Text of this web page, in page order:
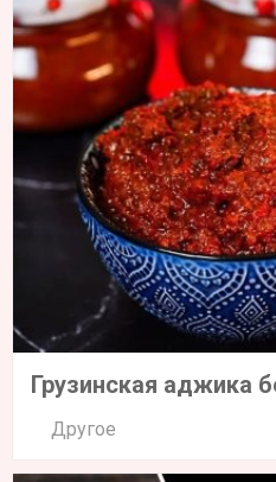
Грузинская аджика
Другое